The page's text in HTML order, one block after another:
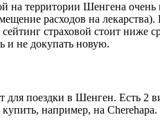
на территории Шенгена
расходов на
страховой стоит
и не докупать новую.
для поездки в Шенген. Есть 2
например, на